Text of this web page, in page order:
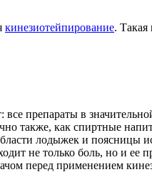
кинезиотейпирование. Такая
препараты в
также, как спиртные
лодыжек и поясницы
не только боль, но и
перед применением